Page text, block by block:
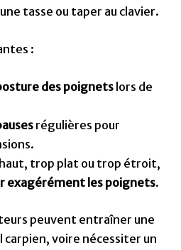
tasse ou taper au clavier.
:
des poignetslors de
régulières pour
trop plat ou trop étroit,
exagérément les poignets.
peuvent entraîner une
voire nécessiter un